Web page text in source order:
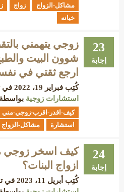
مشاكل-الزواج
زواج
خيانه
23
إجابة
زوجي يتهمني
شوون البيت
ارجع ثقتي في
كُتِب فبراير 19، 2022
في
استشارات زوجية بواسطة
كيف-اقدر-اقرب-زوجي-مني
استشارة
مشاكل-الزواج
24
إجابة
كيف اسخر زوجي
ازواج البنات؟
كُتِب أبريل 11، 2023
في